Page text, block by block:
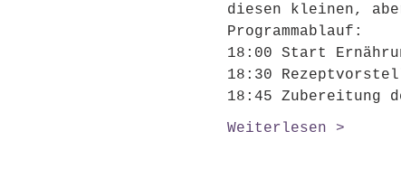
diesen kleinen,
Programmablauf:
18:00 Start
18:30
18:45
Weiterlesen >